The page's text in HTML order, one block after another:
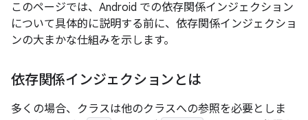
このページでは、Android での依存関係インジェクション
について具体的に説明する前に、依存関係インジェクショ
ンの大まかな仕組みを示します。
依存関係インジェクションとは
多くの場合、クラスは他のクラスへの参照を必要としま